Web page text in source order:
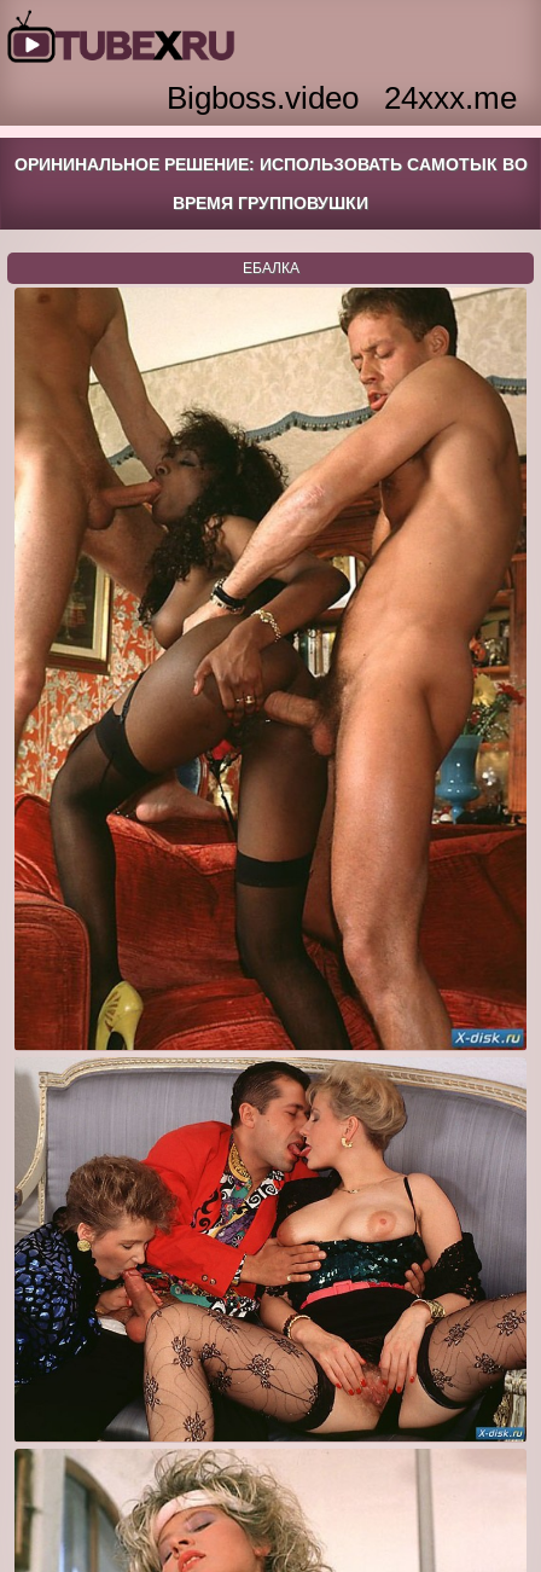
Bigboss.video 24xxx.me
ОРИНИНАЛЬНОЕ РЕШЕНИЕ: ИСПОЛЬЗОВАТЬ САМОТЫК ВО
ВРЕМЯ ГРУППОВУШКИ
ЕБАЛКА